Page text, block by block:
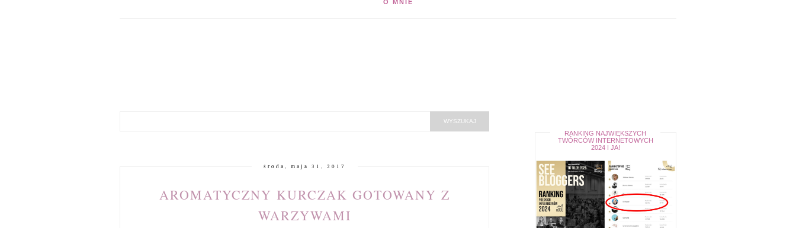
O MNIE
środa, maja 31, 2017
AROMATYCZNY KURCZAK GOTOWANY Z
WARZYWAMI
RANKING NAJWIĘKSZYCH
TWÓRCÓW INTERNETOWYCH
2024 I JA!